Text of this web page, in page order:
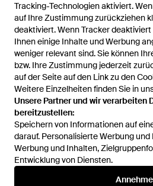
Tracking-Technologien aktiviert.
auf Ihre Zustimmung zurückziehen
deaktiviert. Wenn Tracker deaktiviert
Ihnen einige Inhalte und Werbung
weniger relevant sind. Sie können
bzw. Ihre Zustimmung jederzeit
auf der Seite auf den Link zu den
Weitere Einzelheiten finden Sie in
Unsere Partner und wir verarbeiten
bereitzustellen:
Speichern von Informationen auf
darauf. Personalisierte Werbung
Werbung und Inhalten,
Entwicklung von Diensten.
Hilfe und Informationen